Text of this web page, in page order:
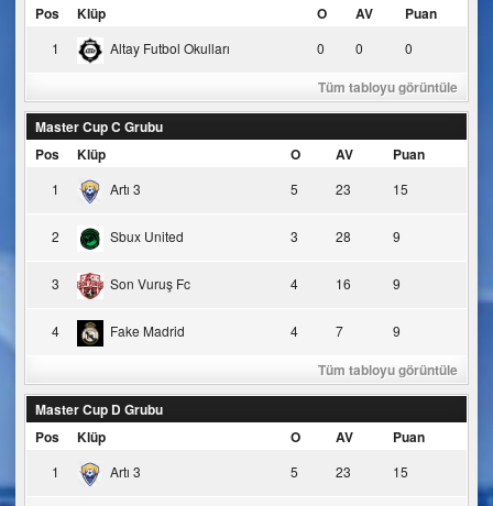
Pos
Klüp O AV Puan
1 Altay Futbol Okulları 0 0 0
Tüm tabloyu görüntüle
Master Cup C Grubu
Pos
Klüp O AV Puan
1 Artı 3 5 23 15
2 Sbux United 3 28 9
3 Son Vuruş Fc 4 16 9
4 Fake Madrid 4 7 9
Tüm tabloyu görüntüle
Master Cup D Grubu
Pos
Klüp O AV Puan
1 Artı 3 5 23 15